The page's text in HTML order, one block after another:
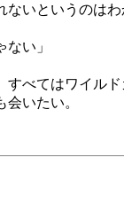
ないというのはわ
い」
すべてはワイルド
いたい。